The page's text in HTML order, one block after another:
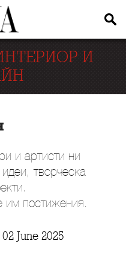
И
и артисти ни
творческа
им постижения.
02 June 2025